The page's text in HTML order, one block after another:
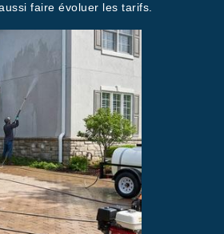
faire évoluer les tarifs.